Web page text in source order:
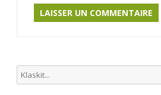
Search
for: